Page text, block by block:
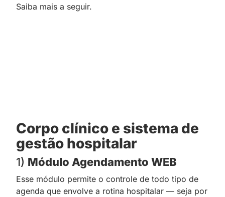
Saiba mais a seguir.
Corpo clínico e sistema de
gestão hospitalar
1) Módulo Agendamento WEB
Esse módulo permite o controle de todo tipo de
agenda que envolve a rotina hospitalar — seja por